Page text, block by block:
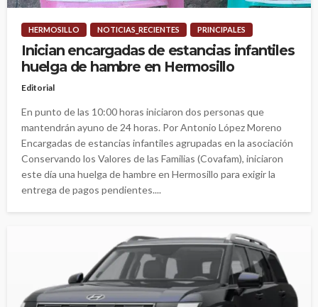
HERMOSILLO NOTICIAS_RECIENTES PRINCIPALES
Inician encargadas de estancias infantiles
huelga de hambre en Hermosillo
Editorial
En punto de las 10:00 horas iniciaron dos personas que
mantendrán ayuno de 24 horas. Por Antonio López Moreno
Encargadas de estancias infantiles agrupadas en la asociación
Conservando los Valores de las Familias (Covafam), iniciaron
este día una huelga de hambre en Hermosillo para exigir la
entrega de pagos pendientes....